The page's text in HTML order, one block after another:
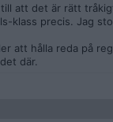
att det är rätt
klass precis. Jag
att hålla reda på
där.